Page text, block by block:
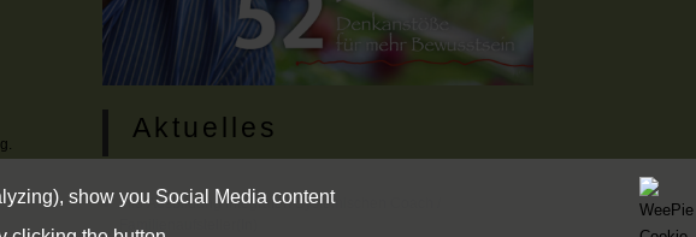
Aktuelles
Info Ausbildung Integralen Systemischen Coach /
show you Social Media content